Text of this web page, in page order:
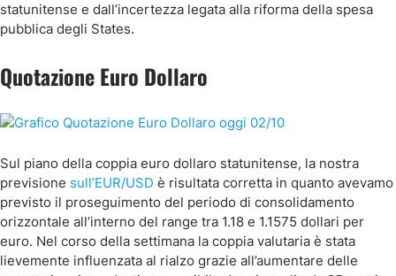
statunitense e dall’incertezza legata alla riforma della spesa
pubblica degli States.
Quotazione Euro Dollaro
Sul piano della coppia euro dollaro statunitense, la nostra
previsione sull’EUR/USD è risultata corretta in quanto avevamo
previsto il proseguimento del periodo di consolidamento
orizzontale all’interno del range tra 1.18 e 1.1575 dollari per
euro. Nel corso della settimana la coppia valutaria è stata
lievemente influenzata al rialzo grazie all’aumentare delle